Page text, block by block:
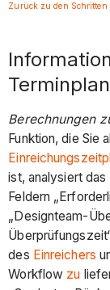
Zurück zu den Schritten
Berechnungen
Funktion, die Sie
ist, analysiert das
Feldern
„Designteam-
des Einreichers
Workflow zu